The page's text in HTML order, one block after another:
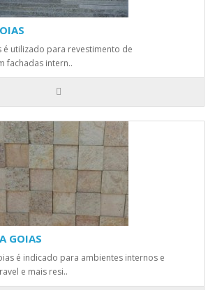
é utilizado para revestimento de
fachadas intern..
GOIAS
é indicado para ambientes internos e
e mais resi..